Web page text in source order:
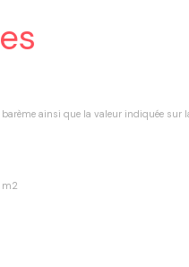
ainsi que la valeur indiquée
m2